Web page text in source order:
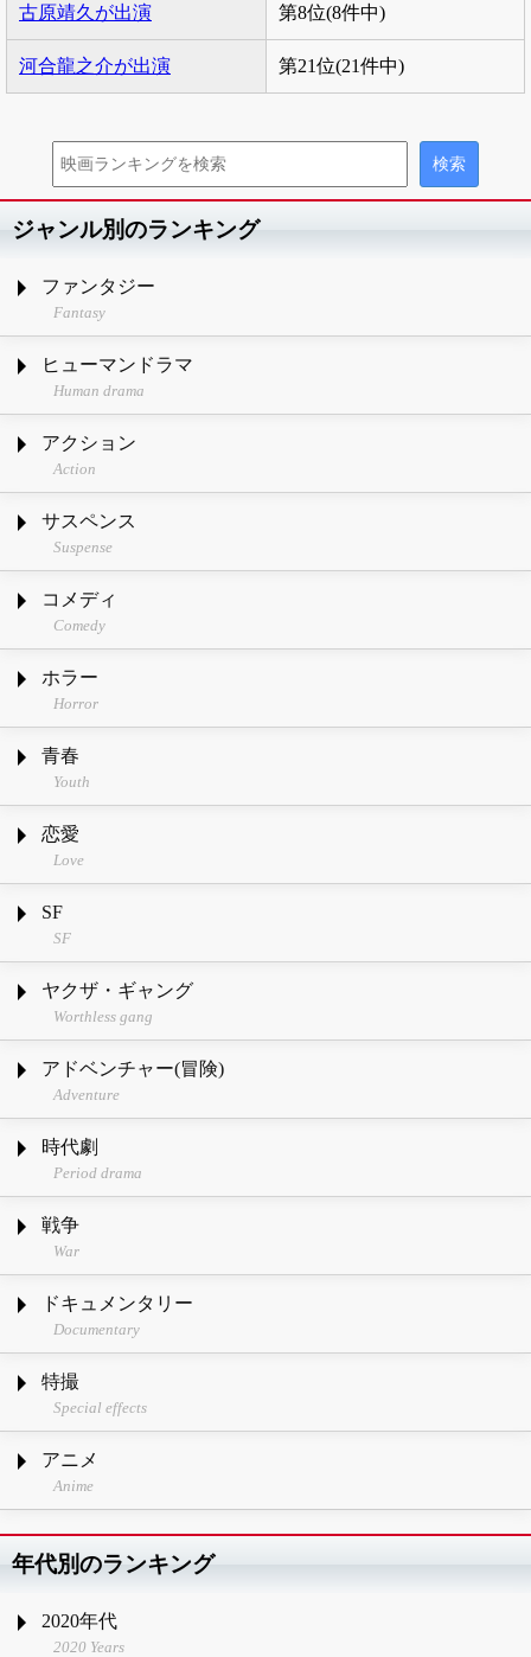
古原靖久が出演 第8位(8件中)
河合龍之介が出演 第21位(21件中)
ジャンル別のランキング
ファンタジー
Fantasy
ヒューマンドラマ
Human drama
アクション
Action
サスペンス
Suspense
コメディ
Comedy
ホラー
Horror
青春
Youth
恋愛
Love
SF
SF
ヤクザ・ギャング
Worthless gang
アドベンチャー(冒険)
Adventure
時代劇
Period drama
戦争
War
ドキュメンタリー
Documentary
特撮
Special effects
アニメ
Anime
年代別のランキング
2020年代
2020 Years